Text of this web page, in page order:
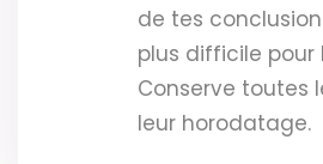
de tes
plus difficile pour
Conserve toutes
leur horodatage.